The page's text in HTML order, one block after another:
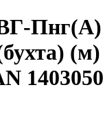
Пнг(А)